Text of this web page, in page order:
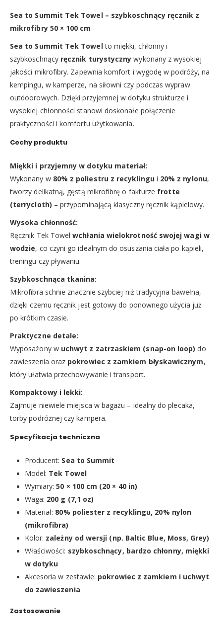
Sea to Summit Tek Towel – szybkoschnący ręcznik z
mikrofibry 50 × 100 cm
Sea to Summit Tek Towelto miękki, chłonny i
szybkoschnący ręcznik turystyczny wykonany z wysokiej
jakości mikrofibry. Zapewnia komfort i wygodę w podróży, na
kempingu, w kamperze, na siłowni czy podczas wypraw
outdoorowych. Dzięki przyjemnej w dotyku strukturze i
wysokiej chłonności stanowi doskonałe połączenie
praktyczności i komfortu użytkowania.
Cechy produktu
Miękki i przyjemny w dotyku materiał:
Wykonany w 80% z poliestru z recyklingui 20% z nylonu,
tworzy delikatną, gęstą mikrofibrę o fakturze frotte
(terrycloth) – przypominającą klasyczny ręcznik kąpielowy.
Wysoka chłonność:
Ręcznik Tek Towelwchłania wielokrotność swojej wagi w
wodzie, co czyni go idealnym do osuszania ciała po kąpieli,
treningu czy pływaniu.
Szybkoschnąca tkanina:
Mikrofibra schnie znacznie szybciej niż tradycyjna bawełna,
dzięki czemu ręcznik jest gotowy do ponownego użycia już
po krótkim czasie.
Praktyczne detale:
Wyposażony w uchwyt z zatrzaskiem (snap-on loop) do
zawieszenia oraz pokrowiec z zamkiem błyskawicznym,
który ułatwia przechowywanie i transport.
Kompaktowy i lekki:
Zajmuje niewiele miejsca w bagażu – idealny do plecaka,
torby podróżnej czy kampera.
Specyfikacja techniczna
Producent: Sea to Summit
Model: Tek Towel
Wymiary:50 × 100 cm (20 × 40 in)
Waga: 200 g (7,1 oz)
Materiał: 80% poliester z recyklingu, 20% nylon
(mikrofibra)
Kolor: zależny od wersji (np. Baltic Blue, Moss, Grey)
Właściwości: szybkoschnący, bardzo chłonny, miękki
w dotyku
Akcesoria w zestawie: pokrowiec z zamkiem i uchwyt
do zawieszenia
Zastosowanie